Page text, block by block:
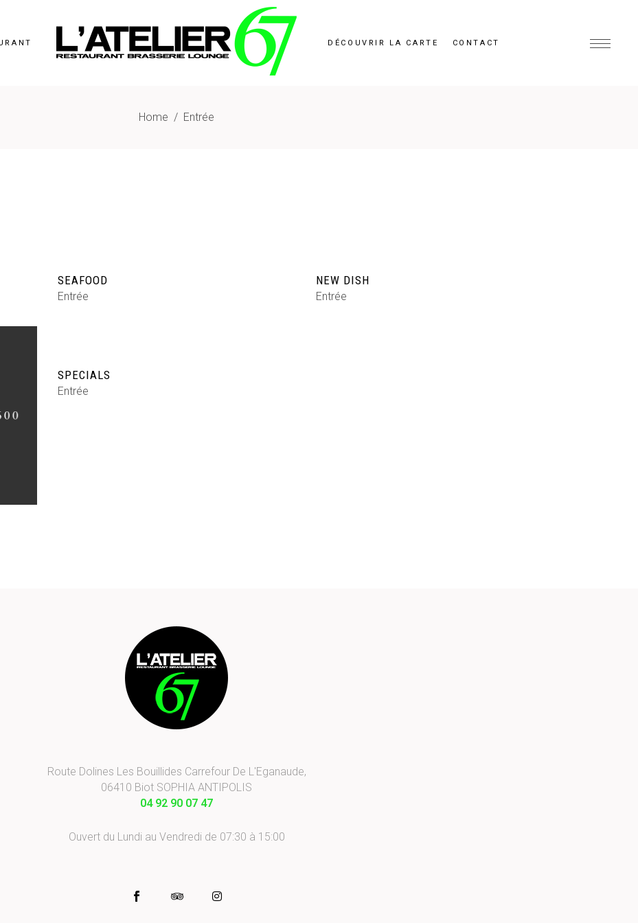
DÉCOUVRIR LA CARTE CONTACT
Home / Entrée
SEAFOOD
Entrée
NEW DISH
Entrée
SPECIALS
Entrée
Route Dolines Les Bouillides Carrefour De L'Eganaude,
06410 Biot SOPHIA ANTIPOLIS
04 92 90 07 47
Ouvert du Lundi au Vendredi de 07:30 à 15:00